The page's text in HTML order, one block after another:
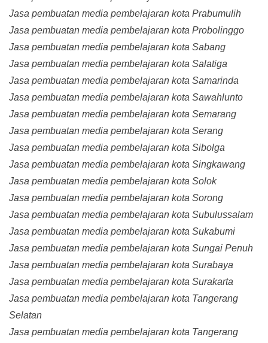
Jasa pembuatan media pembelajaran kota Prabumulih
Jasa pembuatan media pembelajaran kota Probolinggo
Jasa pembuatan media pembelajaran kota Sabang
Jasa pembuatan media pembelajaran kota Salatiga
Jasa pembuatan media pembelajaran kota Samarinda
Jasa pembuatan media pembelajaran kota Sawahlunto
Jasa pembuatan media pembelajaran kota Semarang
Jasa pembuatan media pembelajaran kota Serang
Jasa pembuatan media pembelajaran kota Sibolga
Jasa pembuatan media pembelajaran kota Singkawang
Jasa pembuatan media pembelajaran kota Solok
Jasa pembuatan media pembelajaran kota Sorong
Jasa pembuatan media pembelajaran kota Subulussalam
Jasa pembuatan media pembelajaran kota Sukabumi
Jasa pembuatan media pembelajaran kota Sungai Penuh
Jasa pembuatan media pembelajaran kota Surabaya
Jasa pembuatan media pembelajaran kota Surakarta
Jasa pembuatan media pembelajaran kota Tangerang
Selatan
Jasa pembuatan media pembelajaran kota Tangerang